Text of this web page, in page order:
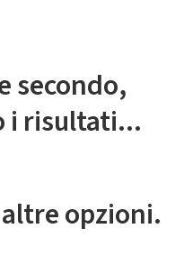
secondo,
i risultati...
opzioni.